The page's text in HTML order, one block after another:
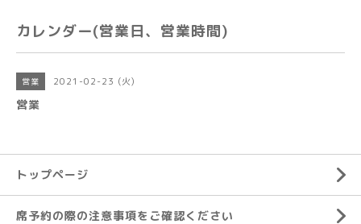
カレンダー(営業日、営業時間)
営業 2021-02-23 (火)
営業
トップページ
席予約の際の注意事項をご確認ください